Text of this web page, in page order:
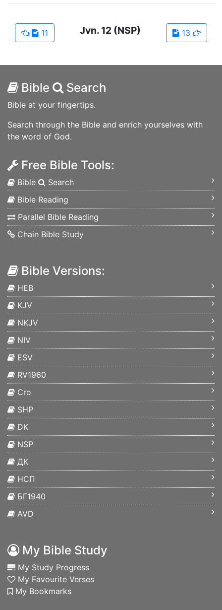
11 13
Jvn. 12 (NSP)
Bible Search
Bible at your fingertips.
Search through the Bible and enrich yourselves with
the word of God.
Free Bible Tools:
Bible
Search
Bible Reading
Parallel Bible Reading
Chain Bible Study
Bible Versions:
HEB
KJV
NKJV
NIV
ESV
RV1960
Cro
SHP
DK
NSP
ДК
НСП
БГ1940
AVD
My Bible Study
My Study Progress
My Favourite Verses
My Bookmarks